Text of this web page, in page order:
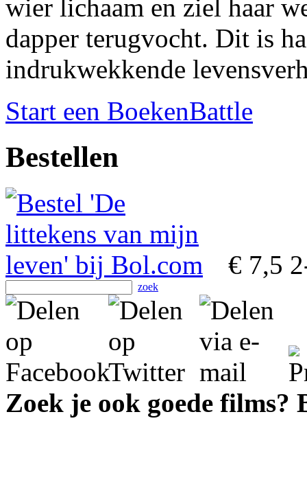
wier lichaam en ziel haar
dapper terugvocht. Dit is
indrukwekkende
Start een BoekenBattle
Bestellen
€ 7,5
zoek
Zoek je ook goede films?